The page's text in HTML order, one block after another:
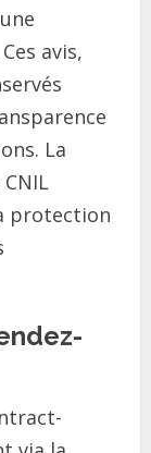
avis,
La
protection